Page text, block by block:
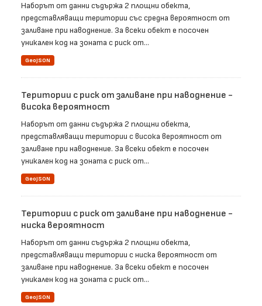
Наборът от данни съдържа 2 площни обекта,
представляващи територии със средна вероятност от
заливане при наводнение. За всеки обект е посочен
уникален код на зоната с риск от...
GeoJSON
Територии с риск от заливане при наводнение -
висока вероятност
Наборът от данни съдържа 2 площни обекта,
представляващи територии с висока вероятност от
заливане при наводнение. За всеки обект е посочен
уникален код на зоната с риск от...
GeoJSON
Територии с риск от заливане при наводнение -
ниска вероятност
Наборът от данни съдържа 2 площни обекта,
представляващи територии с ниска вероятност от
заливане при наводнение. За всеки обект е посочен
уникален код на зоната с риск от...
GeoJSON